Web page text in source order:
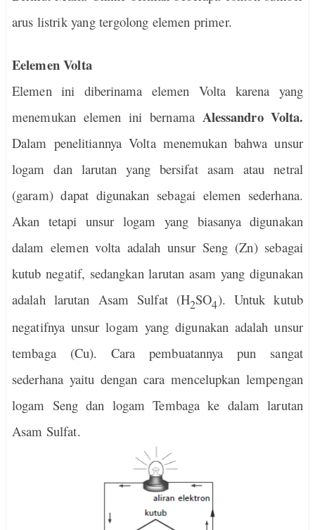
arus listrik yang tergolong elemen primer.
Eelemen Volta
Elemen ini diberinama elemen Volta karena yang
menemukan elemen ini bernama Alessandro Volta.
Dalam penelitiannya Volta menemukan bahwa unsur
logam dan larutan yang bersifat asam atau netral
(garam) dapat digunakan sebagai elemen sederhana.
Akan tetapi unsur logam yang biasanya digunakan
dalam elemen volta adalah unsur Seng (Zn) sebagai
kutub negatif, sedangkan larutan asam yang digunakan
adalah larutan Asam Sulfat (H2SO4). Untuk kutub
negatifnya unsur logam yang digunakan adalah unsur
tembaga (Cu). Cara pembuatannya pun sangat
sederhana yaitu dengan cara mencelupkan lempengan
logam Seng dan logam Tembaga ke dalam larutan
Asam Sulfat.